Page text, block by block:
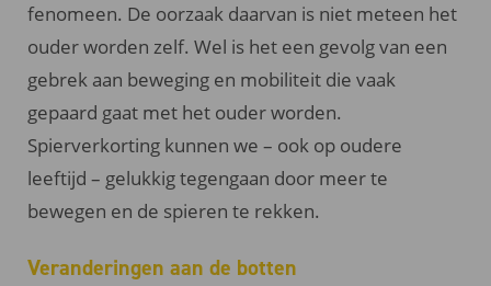
fenomeen. De oorzaak daarvan is niet meteen het
ouder worden zelf. Wel is het een gevolg van een
gebrek aan beweging en mobiliteit die vaak
gepaard gaat met het ouder worden.
Spierverkorting kunnen we – ook op oudere
leeftijd – gelukkig tegengaan door meer te
bewegen en de spieren te rekken.
Veranderingen aan de botten